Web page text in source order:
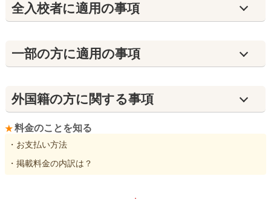
全入校者に適用の事項
⼀部の方に適用の事項
外国籍の方に関する事項
料金のことを知る
・お支払い方法
・掲載料金の内訳は？